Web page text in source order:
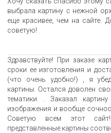
выбрала картину с нежной
еще красивее, чем на сайте.
советую!
Здравствуйте! При заказе
сроки ее изготовления и
(что очень удобно!) , я
картины. Остался доволен
тематики . Заказал
изображения и вообще
Советую всем этот
представленные картины